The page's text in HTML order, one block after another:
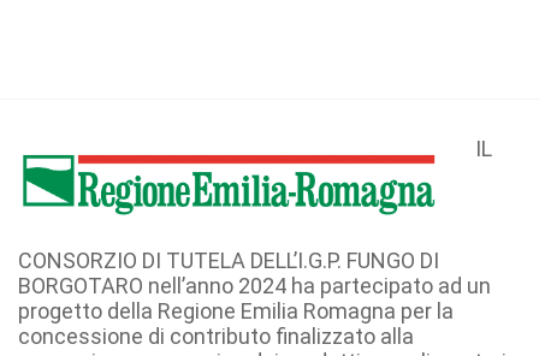
IL
CONSORZIO DI TUTELA DELL’I.G.P. FUNGO DI
BORGOTARO nell’anno 2024 ha partecipato ad un
progetto della Regione Emilia Romagna per la
concessione di contributo finalizzato alla